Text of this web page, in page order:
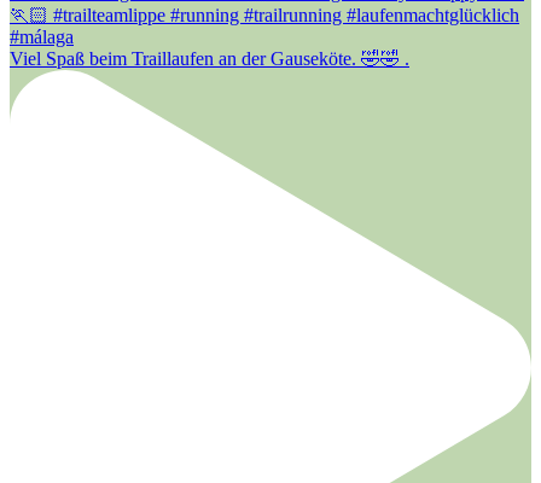
Viel Spaß beim Traillaufen an der Gauseköte. 🤣🤣 .